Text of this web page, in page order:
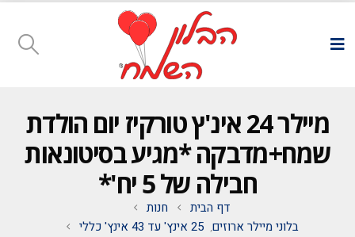
מיילר 24 אינ'ץ טורקיז יום הולדת
שמח+מדבקה *מגיע בסיטונאות
חבילה של 5 יח'*
דף הבית
חנות
בלוני מיילר ארוזים, 25 אינץ' עד 43 אינץ' כללי